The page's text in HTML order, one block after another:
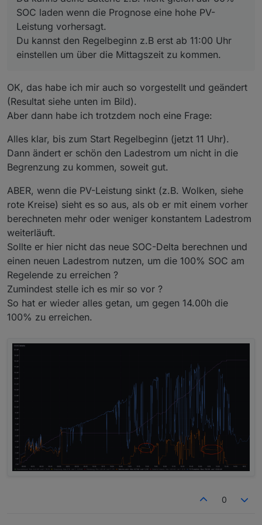
die Parameter so zu ändern, dass das Abriegeln
weiter nach hinten (also später) verlegt werden
könnte?
SOC laden wenn die Prognose eine hohe PV-
Leistung vorhersagt.
Du kannst den Regelbeginn z.B erst ab 11:00 Uhr
einstellen um über die Mittagszeit zu kommen.
OK, das habe ich mir auch so vorgestellt und geändert
(Resultat siehe unten im Bild).
Aber dann habe ich trotzdem noch eine Frage:
Alles klar, bis zum Start Regelbeginn (jetzt 11 Uhr).
Dann ändert er schön den Ladestrom um nicht in die
Begrenzung zu kommen, soweit gut.
ABER, wenn die PV-Leistung sinkt (z.B. Wolken, siehe
rote Kreise) sieht es so aus, als ob er mit einem vorher
berechneten mehr oder weniger konstantem Ladestrom
weiterläuft.
Sollte er hier nicht das neue SOC-Delta berechnen und
einen neuen Ladestrom nutzen, um die 100% SOC am
Regelende zu erreichen ?
Zumindest stelle ich es mir so vor ?
So hat er wieder alles getan, um gegen 14.00h die
100% zu erreichen.
0